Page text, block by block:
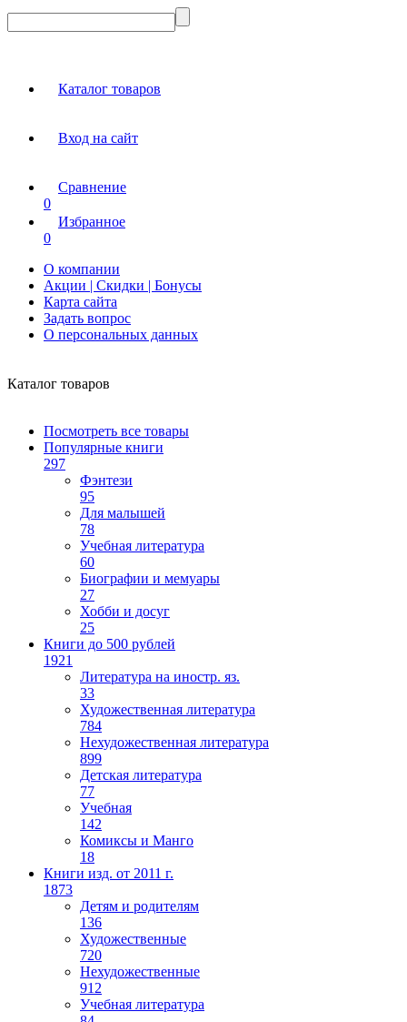
Каталог товаров
Вход на сайт
Сравнение
0
Избранное
0
О компании
Акции | Скидки | Бонусы
Карта сайта
Задать вопрос
О персональных данных
Каталог товаров
Посмотреть все товары
Популярные книги
297
Фэнтези
95
Для малышей
78
Учебная литература
60
Биографии и мемуары
27
Хобби и досуг
25
Книги до 500 рублей
1921
Литература на иностр. яз.
33
Художественная литература
784
Нехудожественная литература
899
Детская литература
77
Учебная
142
Комиксы и Манго
18
Книги изд. от 2011 г.
1873
Детям и родителям
136
Художественные
720
Нехудожественные
912
Учебная литература